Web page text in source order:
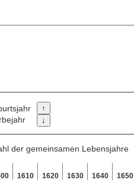
der gemeinsamen Lebensjahre
1610 1620 1630 1640 1650